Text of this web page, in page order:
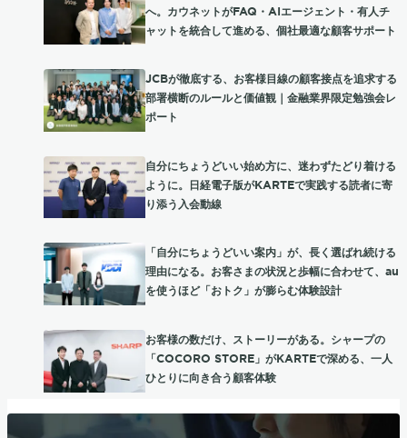
へ。カウネットがFAQ・AIエージェント・有人チ
ャットを統合して進める、個社最適な顧客サポート
JCBが徹底する、お客様目線の顧客接点を追求する
部署横断のルールと価値観｜金融業界限定勉強会レ
ポート
自分にちょうどいい始め方に、迷わずたどり着ける
ように。日経電子版がKARTEで実践する読者に寄
り添う入会動線
「自分にちょうどいい案内」が、長く選ばれ続ける
理由になる。お客さまの状況と歩幅に合わせて、au
を使うほど「おトク」が膨らむ体験設計
お客様の数だけ、ストーリーがある。シャープの
「COCORO STORE」がKARTEで深める、一人
ひとりに向き合う顧客体験